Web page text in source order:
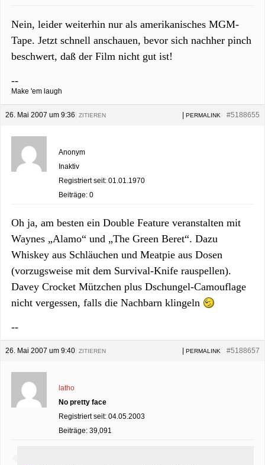
Nein, leider weiterhin nur als amerikanisches MGM-
Tape. Jetzt schnell anschauen, bevor sich nachher pinch
beschwert, daß der Film nicht gut ist!
--
Make 'em laugh
26. Mai 2007 um 9:36 #5188655
PERMALINK
ZITIEREN
Anonym
Inaktiv
Registriert seit: 01.01.1970
Beiträge: 0
Oh ja, am besten ein Double Feature veranstalten mit
Waynes „Alamo“ und „The Green Beret“. Dazu
Whiskey aus Schläuchen und Meatpie aus Dosen
(vorzugsweise mit dem Survival-Knife rauspellen).
Davey Crocket Mützchen plus Dschungel-Camouflage
nicht vergessen, falls die Nachbarn klingeln
--
26. Mai 2007 um 9:40 #5188657
PERMALINK
ZITIEREN
latho
No pretty face
Registriert seit: 04.05.2003
Beiträge: 39,091